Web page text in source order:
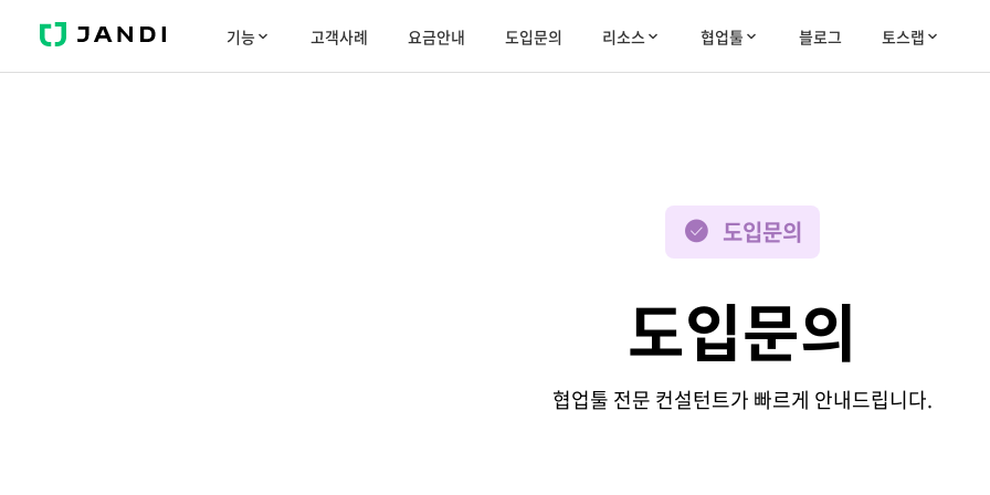
J
N
기능 고객사례 요금안내 도입문의 리소스 협업툴 블로그 토스랩
도입문의
도입문의
협업툴 전문 컨설턴트가 빠르게 안내드립니다.